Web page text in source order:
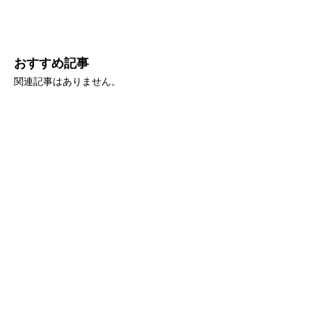
おすすめ記事
関連記事はありません。